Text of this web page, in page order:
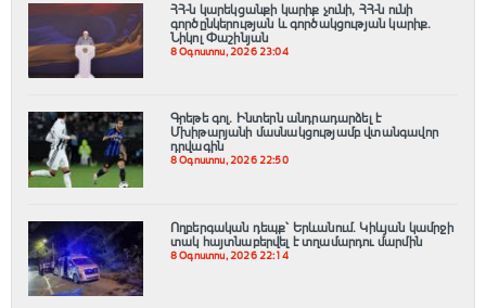
ՀՀ-ն կարեկցանքի կարիք չունի, ՀՀ-ն ունի
գործընկերության և գործակցության կարիք․
Նիկոլ Փաշինյան
8 Օգոստոս, 2026 23:04
Գրեթե գոլ. Ինտերն անդրադարձել է
Մխիթարյանի մասնակցությամբ վտանգավոր
դրվագին
8 Օգոստոս, 2026 22:50
Ողբերգական դեպք՝ Երևանում․ Կիևյան կամրջի
տակ հայտնաբերվել է տղամարդու մարմին
8 Օգոստոս, 2026 22:14